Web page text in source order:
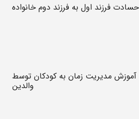
حسادت فرزند اول به فرزند دوم خانواده
آموزش مدیریت زمان به کودکان توسط
والدین